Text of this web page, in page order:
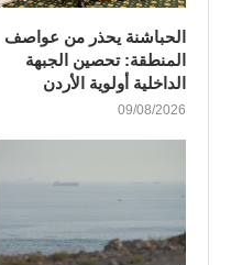
الحباشنة يحذر من عواصف
المنطقة: تحصين الجبهة
الداخلية أولوية الأردن
09/08/2026